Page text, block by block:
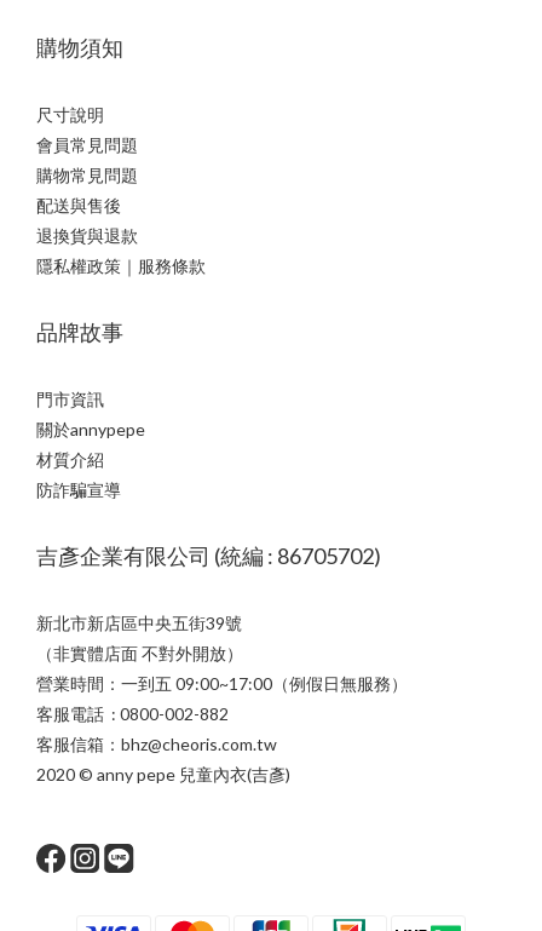
購物須知
尺寸說明
會員常見問題
購物常見問題
配送與售後
退換貨與退款
隱私權政策｜服務條款
品牌故事
門市資訊
關於annypepe
材質介紹
防詐騙宣導
吉彥企業有限公司 (統編 : 86705702)
新北市新店區中央五街39號
（非實體店面 不對外開放）
營業時間：一到五 09:00~17:00（例假日無服務）
客服電話 : 0800-002-882
客服信箱：bhz@cheoris.com.tw
2020 © anny pepe 兒童內衣(吉彥)